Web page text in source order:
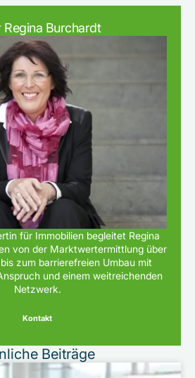
Regina Burchardt
für Immobilien begleitet Regina
von der Marktwertermittlung über
zum barrierefreien Umbau mit
und einem weitreichenden
Netzwerk.
Kontakt
Beiträge